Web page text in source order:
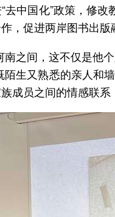
去中国化”政策，修
，促进两岸图书出
之间，这不仅是他
生又熟悉的亲人和
成员之间的情感联